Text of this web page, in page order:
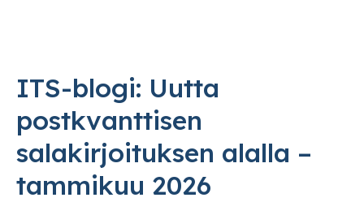
ITS-blogi: Uutta
postkvanttisen
salakirjoituksen alalla –
tammikuu 2026